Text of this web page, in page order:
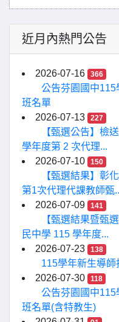
近月內熱門公告
2026-07-16 366
公告芬園國中115
班名單
2026-07-13
227
【甄選公告】檢
學年度第 2 次代理...
2026-07-10
150
【甄選結果】彰
第1次代理代課教師甄
2026-07-09
141
【甄選結果暨甄
民中學 115 學年度...
2026-07-23
138
115學年新生導師
2026-07-30
118
公告芬園國中115
班名單(含特教生)